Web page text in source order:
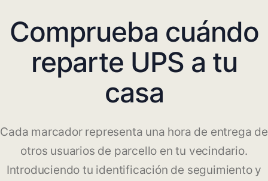
Comprueba cuándo
reparte UPS a tu
casa
Cada marcador representa una hora de entrega de
otros usuarios de parcello en tu vecindario.
Introduciendo tu identificación de seguimiento y